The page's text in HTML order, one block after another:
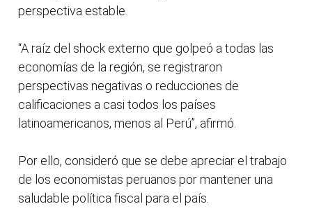
perspectiva estable.
“A raíz del shock externo que golpeó a todas las
economías de la región, se registraron
perspectivas negativas o reducciones de
calificaciones a casi todos los países
latinoamericanos, menos al Perú”, afirmó.
Por ello, consideró que se debe apreciar el trabajo
de los economistas peruanos por mantener una
saludable política fiscal para el país.